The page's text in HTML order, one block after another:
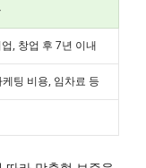
, 창업 후 7년 이내
팅 비용, 임차료 등